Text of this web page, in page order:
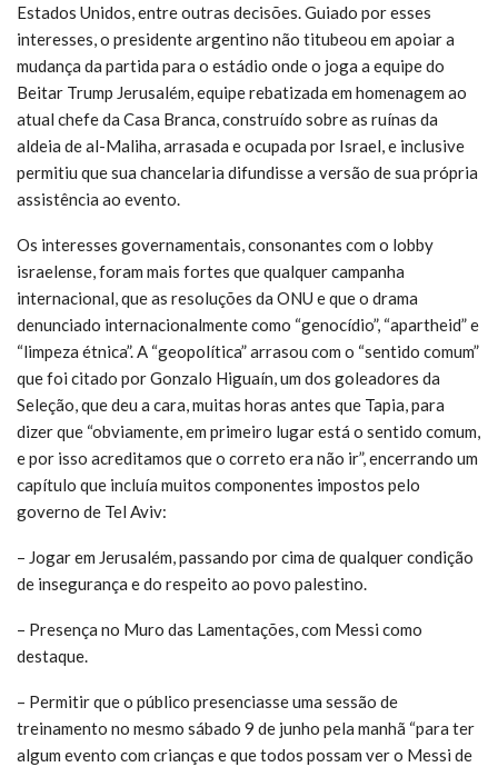
Estados Unidos, entre outras decisões. Guiado por esses
interesses, o presidente argentino não titubeou em apoiar a
mudança da partida para o estádio onde o joga a equipe do
Beitar Trump Jerusalém, equipe rebatizada em homenagem ao
atual chefe da Casa Branca, construído sobre as ruínas da
aldeia de al-Maliha, arrasada e ocupada por Israel, e inclusive
permitiu que sua chancelaria difundisse a versão de sua própria
assistência ao evento.
Os interesses governamentais, consonantes com o lobby
israelense, foram mais fortes que qualquer campanha
internacional, que as resoluções da ONU e que o drama
denunciado internacionalmente como “genocídio”, “apartheid” e
“limpeza étnica”. A “geopolítica” arrasou com o “sentido comum”
que foi citado por Gonzalo Higuaín, um dos goleadores da
Seleção, que deu a cara, muitas horas antes que Tapia, para
dizer que “obviamente, em primeiro lugar está o sentido comum,
e por isso acreditamos que o correto era não ir”, encerrando um
capítulo que incluía muitos componentes impostos pelo
governo de Tel Aviv:
– Jogar em Jerusalém, passando por cima de qualquer condição
de insegurança e do respeito ao povo palestino.
– Presença no Muro das Lamentações, com Messi como
destaque.
– Permitir que o público presenciasse uma sessão de
treinamento no mesmo sábado 9 de junho pela manhã “para ter
algum evento com crianças e que todos possam ver o Messi de